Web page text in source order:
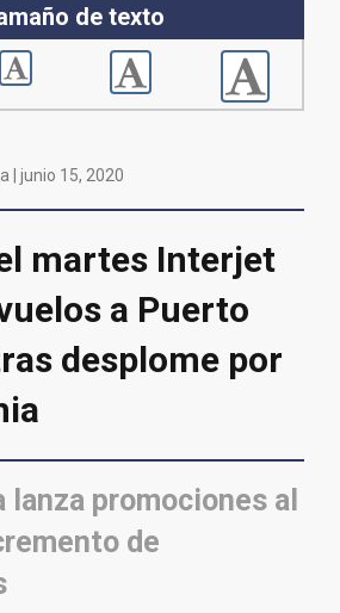
de texto
| junio 15, 2020
martes Interjet
a Puerto
desplome por
lanza promociones al
de